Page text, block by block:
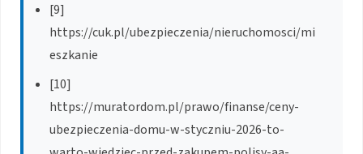
[9]
https://cuk.pl/ubezpieczenia/nieruchomosci/mi
eszkanie
[10]
https://muratordom.pl/prawo/finanse/ceny-
ubezpieczenia-domu-w-styczniu-2026-to-